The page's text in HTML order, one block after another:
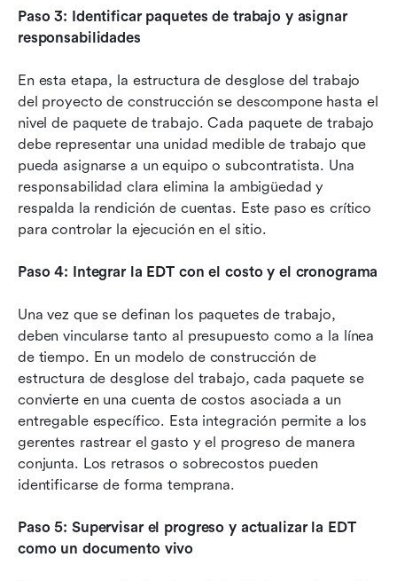
Paso 3: Identificar paquetes de trabajo y asignar
responsabilidades
En esta etapa, la estructura de desglose del trabajo
del proyecto de construcción se descompone hasta el
nivel de paquete de trabajo. Cada paquete de trabajo
debe representar una unidad medible de trabajo que
pueda asignarse a un equipo o subcontratista. Una
responsabilidad clara elimina la ambigüedad y
respalda la rendición de cuentas. Este paso es crítico
para controlar la ejecución en el sitio.
Paso 4: Integrar la EDT con el costo y el cronograma
Una vez que se definan los paquetes de trabajo,
deben vincularse tanto al presupuesto como a la línea
de tiempo. En un modelo de construcción de
estructura de desglose del trabajo, cada paquete se
convierte en una cuenta de costos asociada a un
entregable específico. Esta integración permite a los
gerentes rastrear el gasto y el progreso de manera
conjunta. Los retrasos o sobrecostos pueden
identificarse de forma temprana.
Paso 5: Supervisar el progreso y actualizar la EDT
como un documento vivo